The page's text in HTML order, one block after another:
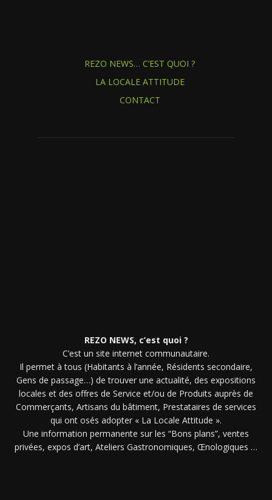
REZO NEWS… C’EST QUOI ?
LA LOCALE ATTITUDE
CONTACT
REZO NEWS, c’est quoi ?
C’est un site internet communautaire.
Il permet à tous (Habitants à l’année, Résidents secondaire,
Gens de passage…) de trouver une actualité, des expositions
locales et des offres de Service et/ou de Produits auprès de
Commerçants, Artisans du bâtiment, Prestataires de services
qui ont osés adopter « La Locale Attitude ».
Une information permanente sur les “Bons plans”, ventes
privées, expos d’art, Ateliers Gastronomiques, Œnologiques …